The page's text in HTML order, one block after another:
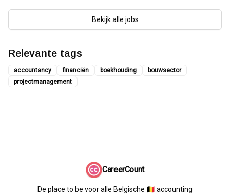
Bekijk alle jobs
Relevante tags
accountancy financiën boekhouding
bouwsector
projectmanagement
CareerCount
De place to be voor alle Belgische 🇧🇪 accounting